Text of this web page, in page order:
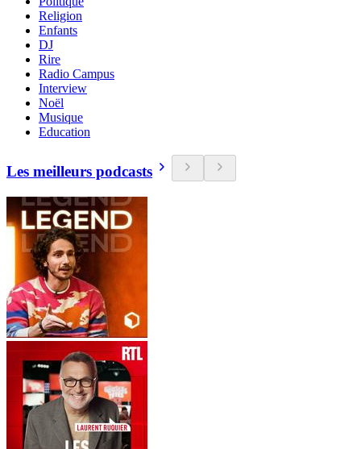
Religion
Enfants
DJ
Rire
Radio Campus
Interview
Noël
Musique
Education
Les meilleurs podcasts